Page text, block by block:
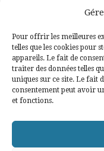
Pour offrir les meilleures
telles que les cookies pour
appareils. Le fait de
traiter des données telles
uniques sur ce site. Le fait
consentement peut avoir
et fonctions.